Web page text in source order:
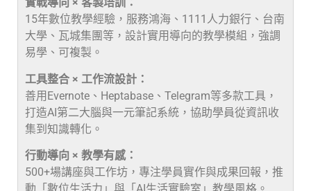
15年數位教學經驗，服務鴻海、1111人力銀行、台南
大學、瓦城集團等，設計實用導向的教學模組，強調
易學、可複製。
工具整合 × 工作流設計：
善用Evernote、Heptabase、Telegram等多款工具，
打造AI第二大腦與一元筆記系統，協助學員從資訊收
集到知識轉化。
行動導向 × 教學有感：
500+場講座與工作坊，專注學員實作與成果回報，推